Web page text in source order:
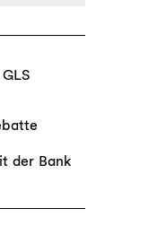
der Bank